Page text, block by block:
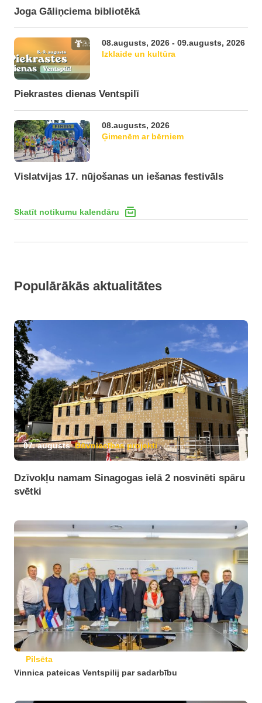
Joga Gāliņciema bibliotēkā
08.augusts, 2026 - 09.augusts, 2026
Izklaide un kultūra
Piekrastes dienas Ventspilī
08.augusts, 2026
Ģimenēm ar bērniem
Vislatvijas 17. nūjošanas un iešanas festivāls
Skatīt notikumu kalendāru
Populārākās aktualitātes
07. augusts Būvniecības projekti
Dzīvokļu namam Sinagogas ielā 2 nosvinēti spāru
svētki
Pilsēta
Vinnica pateicas Ventspilij par sadarbību